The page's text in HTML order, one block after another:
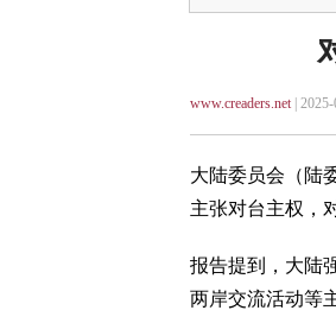
www.creaders.net| 2025-
大陆委员会（陆
主张对台主权，
报告提到，大陆
两岸交流活动等